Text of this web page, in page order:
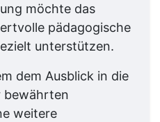
möchte das
pädagogische
unterstützen.
dem Ausblick in die
bewährten
weitere